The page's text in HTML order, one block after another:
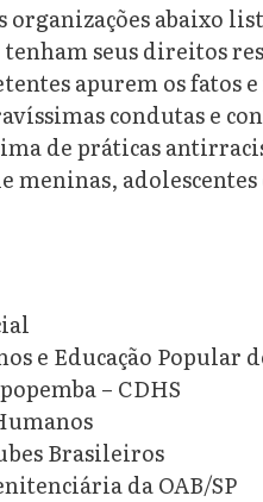
abaixo
seus direitos
apurem os fatos
condutas e
de práticas
e Educação Popular
– CDHS
Brasileiros
da OAB/SP